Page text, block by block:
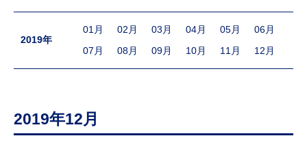
研究・産学官連携
研究・教員Navi
2019年
01月 02月 03月 04月 05月
06月
07月
08月 09月 10月 11月 12月
2019年12月